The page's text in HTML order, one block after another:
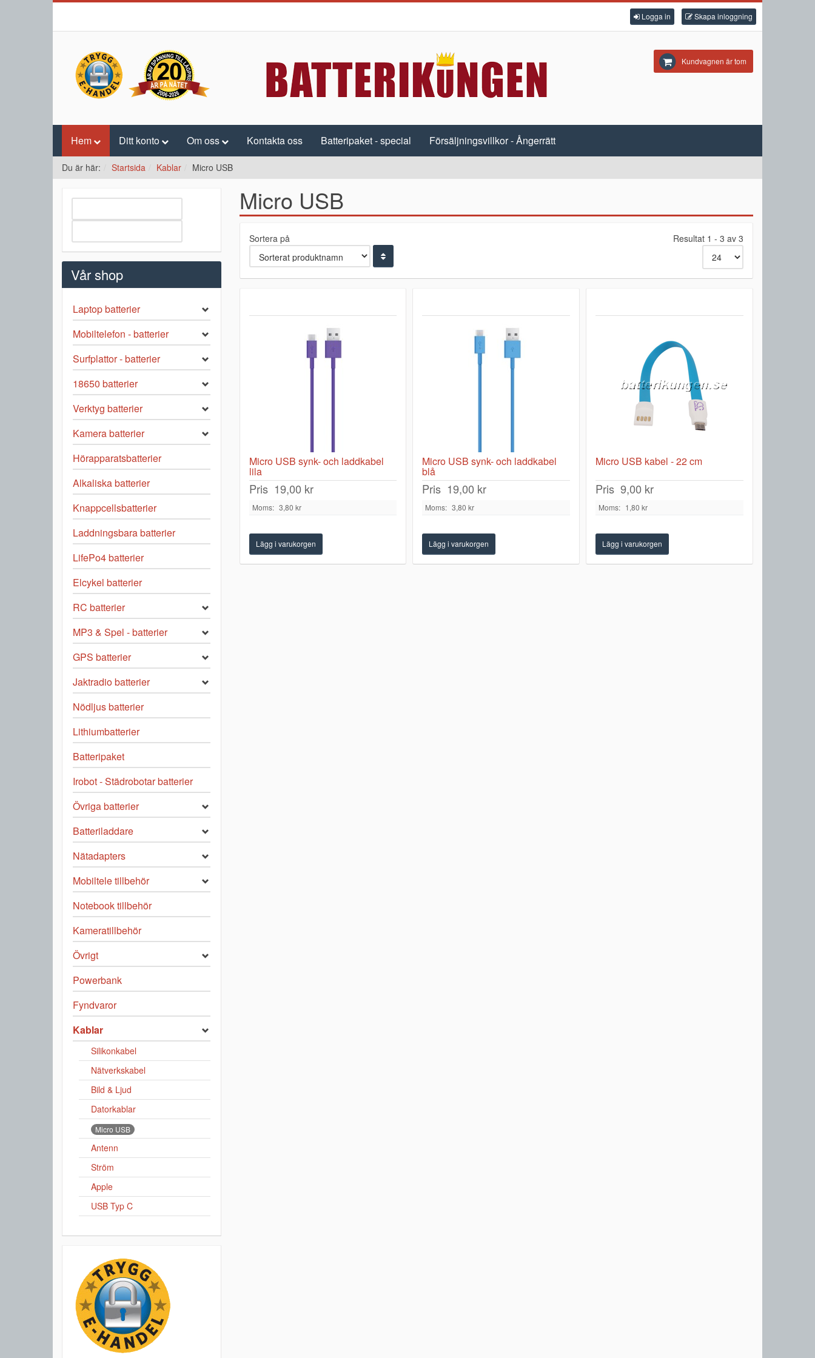
Logga in Skapa inloggning
Kundvagnen är tom
Hem Ditt konto Om oss Kontakta oss Batteripaket - special Försäljningsvillkor - Ångerrätt
Du är här: Startsida Kablar Micro USB
Micro USB
Sortera på Resultat 1 - 3 av 3
Micro USB synk- och laddkabel
lila
Pris 19,00 kr
Moms: 3,80 kr
Micro USB synk- och laddkabel
blå
Pris 19,00 kr
Moms: 3,80 kr
Micro USB kabel - 22 cm
Pris 9,00 kr
Moms: 1,80 kr
Vår shop
Laptop batterier
Mobiltelefon - batterier
Surfplattor - batterier
18650 batterier
Verktyg batterier
Kamera batterier
Hörapparatsbatterier
Alkaliska batterier
Knappcellsbatterier
Laddningsbara batterier
LifePo4 batterier
Elcykel batterier
RC batterier
MP3 & Spel - batterier
GPS batterier
Jaktradio batterier
Nödljus batterier
Lithiumbatterier
Batteripaket
Irobot - Städrobotar batterier
Övriga batterier
Batteriladdare
Nätadapters
Mobiltele tillbehör
Notebook tillbehör
Kameratillbehör
Övrigt
Powerbank
Fyndvaror
Kablar
Silikonkabel
Nätverkskabel
Bild & Ljud
Datorkablar
Micro USB
Antenn
Ström
Apple
USB Typ C